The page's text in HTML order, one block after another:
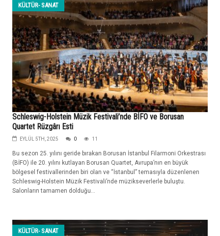
KÜLTÜR- SANAT
Schleswig-Holstein Müzik Festivali’nde BİFO ve Borusan
Quartet Rüzgârı Esti
EYLÜL 5TH, 2025 0 11
Bu sezon 25. yılını geride bırakan Borusan İstanbul Filarmoni Orkestrası
(BİFO) ile 20. yılını kutlayan Borusan Quartet, Avrupa’nın en büyük
bölgesel festivallerinden biri olan ve “İstanbul” temasıyla düzenlenen
Schleswig-Holstein Müzik Festivali’nde müzikseverlerle buluştu.
Salonların tamamen dolduğu...
KÜLTÜR- SANAT